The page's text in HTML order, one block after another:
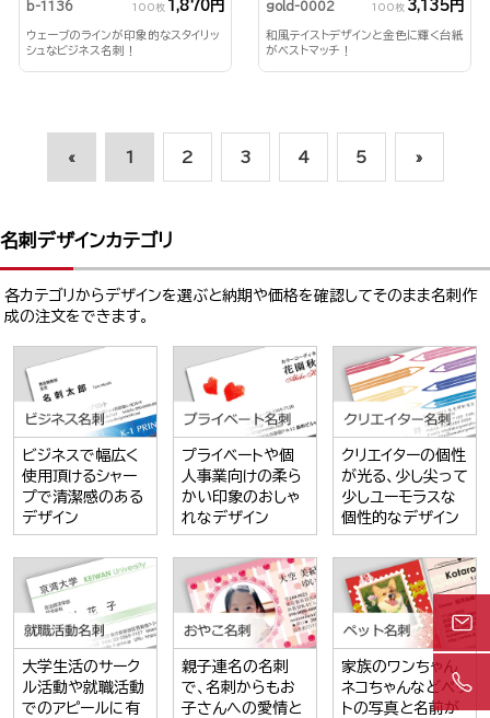
b-1136 100枚 1,870円
ウェーブのラインが印象的なスタイリッ
シュなビジネス名刺！
gold-0002 100枚 3,135円
和風テイストデザインと金色に輝く台紙
がベストマッチ！
« 1 2 3 4 5 »
名刺デザインカテゴリ
各カテゴリからデザインを選ぶと納期や価格を確認してそのまま名刺作
成の注文をできます。
ビジネスで幅広く
使用頂けるシャー
プで清潔感のある
デザイン
プライベートや個
人事業向けの柔ら
かい印象のおしゃ
れなデザイン
クリエイターの個性
が光る、少し尖って
少しユーモラスな
個性的なデザイン
大学生活のサーク
ル活動や就職活動
でのアピールに有
親子連名の名刺
で、名刺からもお
子さんへの愛情と
家族のワンちゃん
ネコちゃんなどペッ
トの写真と名前が